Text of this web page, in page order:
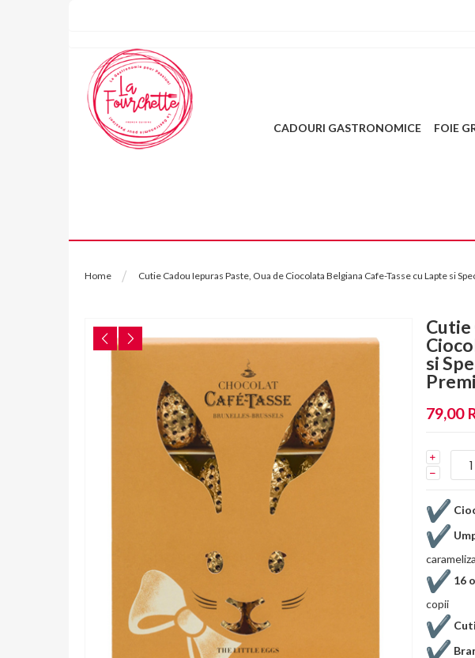
Content
CADOURI GASTRONOMICE FOIE
Home Cutie Cadou Iepuras Paste, Oua de Ciocolata Belgiana Cafe-Tasse cu Lapte si
Cutie
si
79,00
16
copii
Skip